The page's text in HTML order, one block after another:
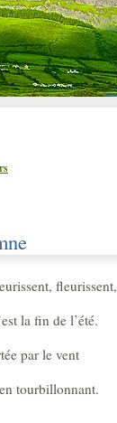
fleurissent,
la fin de l’été.
par le vent
tourbillonnant.